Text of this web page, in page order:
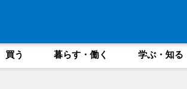
買う 暮らす・働く 学ぶ・知る